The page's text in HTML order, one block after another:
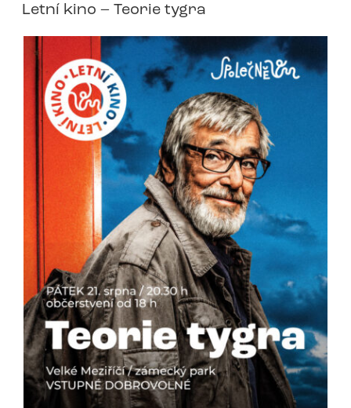
Letní kino – Teorie tygra